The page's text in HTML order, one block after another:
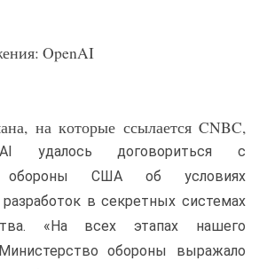
OpenAI
на которые ссылается CNBC,
удалось договориться с
обороны США об условиях
разработок в секретных системах
«На всех этапах нашего
обороны выражало